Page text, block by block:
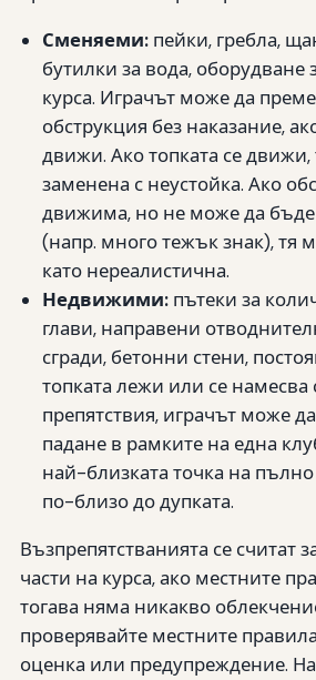
Сменяеми:пейки, гребла,
бутилки за вода, оборудване
курса. Играчът може да
обструкция без наказание,
движи. Ако топката се движи,
заменена с неустойка. Ако
движима, но не може да бъде
(напр. много тежък знак), тя
като нереалистична.
Недвижими:пътеки за
глави, направени
сгради, бетонни стени,
топката лежи или се
препятствия, играчът може
падане в рамките на една
най-близката точка на
по-близо до дупката.
Възпрепятстванията се считат
части на курса, ако местните
тогава няма никакво
проверявайте местните
оценка или предупреждение.